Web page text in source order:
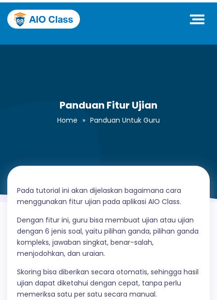
Panduan Fitur Ujian
Home » Panduan Untuk Guru
Pada tutorial ini akan dijelaskan bagaimana cara
menggunakan fitur ujian pada aplikasi AIO Class.
Dengan fitur ini, guru bisa membuat ujian atau ujian
dengan 6 jenis soal, yaitu pilihan ganda, pilihan ganda
kompleks, jawaban singkat, benar-salah,
menjodohkan, dan uraian.
Skoring bisa diberikan secara otomatis, sehingga hasil
ujian dapat diketahui dengan cepat, tanpa perlu
memeriksa satu per satu secara manual.